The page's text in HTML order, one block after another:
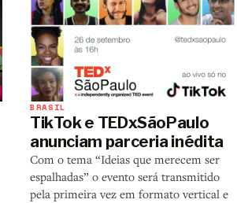
BRASIL
TikTok e TEDxSãoPaulo
anunciam parceria inédita
Com o tema “Ideias que merecem ser
espalhadas” o evento será transmitido
pela primeira vez em formato vertical e